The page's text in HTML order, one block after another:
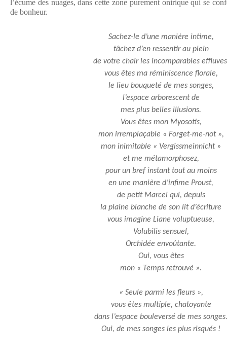
l’écume des nuages, dans cette zone purement onirique qui se
de bonheur.
Sachez-le d’une manière intime,
tâchez d’en ressentir au plein
de votre chair les incomparables
vous êtes ma réminiscence florale,
le lieu bouqueté de mes songes,
l’espace arborescent de
mes plus belles illusions.
Vous êtes mon Myosotis,
mon irremplaçable « Forget-me-not »,
mon inimitable « Vergissmeinnicht »
et me métamorphosez,
pour un bref instant tout au moins
en une manière d’infime Proust,
de petit Marcel qui, depuis
la plaine blanche de son lit d’écriture
vous imagine Liane voluptueuse,
Volubilis sensuel,
Orchidée envoûtante.
Oui, vous êtes
mon « Temps retrouvé ».
« Seule parmi les fleurs »,
vous êtes multiple, chatoyante
dans l’espace bouleversé de mes songes.
Oui, de mes songes les plus risqués !